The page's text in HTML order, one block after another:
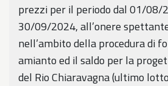
prezzi per il periodo dal 01/08/
30/09/2024, all’onere
nell’ambito della procedura di
amianto ed il saldo per la
del Rio Chiaravagna (ultimo